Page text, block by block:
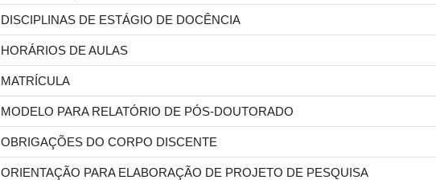
DISCIPLINAS DE ESTÁGIO DE DOCÊNCIA
HORÁRIOS DE AULAS
MATRÍCULA
MODELO PARA RELATÓRIO DE PÓS-DOUTORADO
OBRIGAÇÕES DO CORPO DISCENTE
ORIENTAÇÃO PARA ELABORAÇÃO DE PROJETO DE PESQUISA